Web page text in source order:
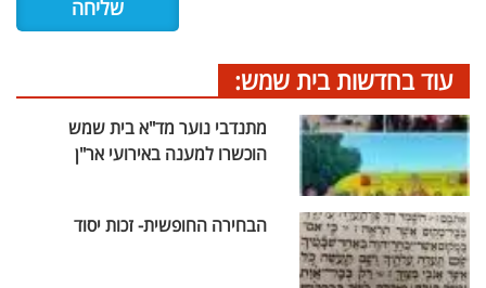
עוד בחדשות בית שמש:
מתנדבי נוער מד"א בית שמש
הוכשרו למענה באירועי אר"ן
הבחירה החופשית- זכות יסוד